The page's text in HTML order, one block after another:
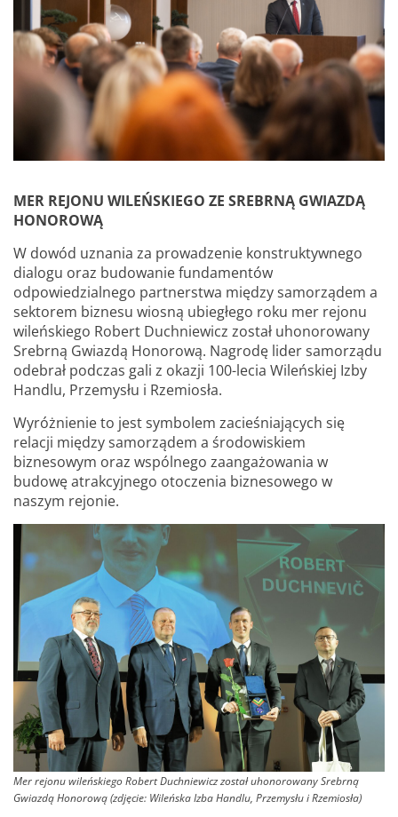
MER REJONU WILEŃSKIEGO ZE SREBRNĄ GWIAZDĄ
HONOROWĄ
W dowód uznania za prowadzenie konstruktywnego
dialogu oraz budowanie fundamentów
odpowiedzialnego partnerstwa między samorządem a
sektorem biznesu wiosną ubiegłego roku mer rejonu
wileńskiego Robert Duchniewicz został uhonorowany
Srebrną Gwiazdą Honorową. Nagrodę lider samorządu
odebrał podczas gali z okazji 100-lecia Wileńskiej Izby
Handlu, Przemysłu i Rzemiosła.
Wyróżnienie to jest symbolem zacieśniających się
relacji między samorządem a środowiskiem
biznesowym oraz wspólnego zaangażowania w
budowę atrakcyjnego otoczenia biznesowego w
naszym rejonie.
Mer rejonu wileńskiego Robert Duchniewicz został uhonorowany Srebrną
Gwiazdą Honorową (zdjęcie: Wileńska Izba Handlu, Przemysłu i Rzemiosła)